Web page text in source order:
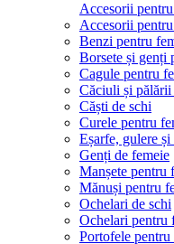
Accesorii
Accesorii
Benzi pentru
Borsete și genți
Cagule pentru
Căciuli și pălării
Căști de schi
Curele pentru
Eșarfe, gulere
Genți de femeie
Manșete pentru
Mănuși pentru
Ochelari de schi
Ochelari pentru
Portofele pentru